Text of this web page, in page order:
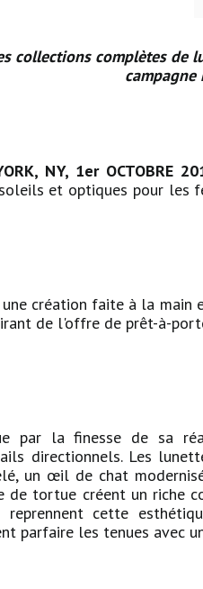
collections complètes
campagne
NY, 1er OCTOBRE
et optiques pour les
création faite à la main
de l'offre de prêt-à-
par la finesse de sa
directionnels. Les
un œil de chat
tortue créent un riche
cette
parfaire les tenues avec